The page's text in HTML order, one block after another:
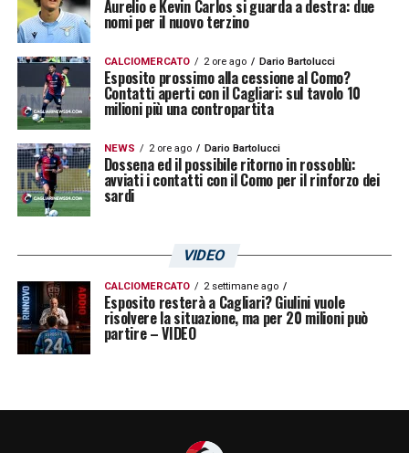
Continua la tradizione uruguagia in
Sardegna, dove ora ci sono Juan
Rodriguez e Agustin Albarracin. Che ne
pensi di loro due?
«Sono contento per questo. Da sempre nel
Cagliari ci sono gli uruguaiani, siamo stati in
tanti; e la tradizione continua. Albarracin un
il prossimo anno dimostrerà il suo valore.
Rodriguez, che è promettente, ha dimostrato
di essere in forma e di essere un profilo
fare molto bene! Sono felice per loro due. Se
lo meritano, e mi riempie d’orgoglio vedere
Aurelio e Kevin Carlos si guarda a destra: due
nomi per il nuovo terzino
CALCIOMERCATO 2 ore ago Dario Bartolucci
Esposito prossimo alla cessione al Como?
Contatti aperti con il Cagliari: sul tavolo 10
milioni più una contropartita
NEWS 2 ore ago Dario Bartolucci
Dossena ed il possibile ritorno in rossoblù:
avviati i contatti con il Como per il rinforzo dei
sardi
VIDEO
CALCIOMERCATO 2 settimane ago
Esposito resterà a Cagliari? Giulini vuole
risolvere la situazione, ma per 20 milioni può
partire – VIDEO